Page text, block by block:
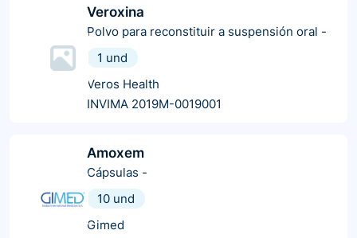
Veroxina
Polvo para reconstituir a suspensión oral -
1 und
Veros Health
INVIMA 2019M-0019001
Amoxem
Cápsulas -
10 und
Gimed